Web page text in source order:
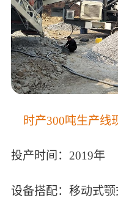
时产300吨生产线
投产时间：2019年
设备搭配：移动式颚